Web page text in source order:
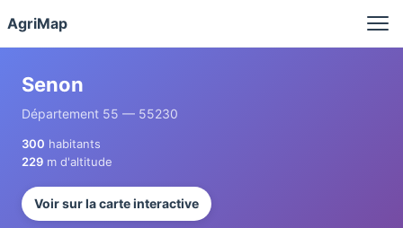
AgriMap
Senon
Département 55 — 55230
300 habitants
229 m d'altitude
Voir sur la carte interactive